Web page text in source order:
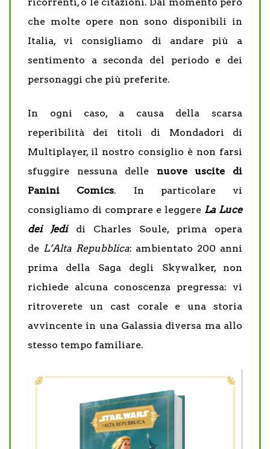
che molte opere non sono disponibili in
Italia, vi consigliamo di andare più a
sentimento a seconda del periodo e dei
personaggi che più preferite.
In ogni caso, a causa della scarsa
reperibilità dei titoli di Mondadori di
Multiplayer, il nostro consiglio è non farsi
sfuggire nessuna delle nuove uscite di
Panini Comics. In particolare vi
consigliamo di comprare e leggere La Luce
dei Jedi di Charles Soule, prima opera
de L’Alta Repubblica: ambientato 200 anni
prima della Saga degli Skywalker, non
richiede alcuna conoscenza pregressa: vi
ritroverete un cast corale e una storia
avvincente in una Galassia diversa ma allo
stesso tempo familiare.